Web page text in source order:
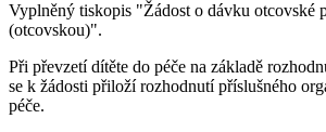
Vyplněný tiskopis "Žádost o dávku otcovské
(otcovskou)".
Při převzetí dítěte do péče na základě
se k žádosti přiloží rozhodnutí příslušného
péče.